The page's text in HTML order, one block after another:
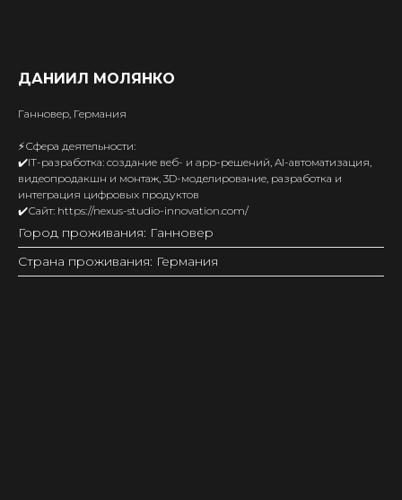
ДАНИИЛ МОЛЯНКО
Ганновер, Германия
⚡️Сфера деятельности:
✔️IT-разработка: создание веб- и app-решений, AI-автоматизация,
видеопродакшн и монтаж, 3D-моделирование, разработка и
интеграция цифровых продуктов
✔️Сайт: https://nexus-studio-innovation.com/
Город проживания: Ганновер
Страна проживания: Германия